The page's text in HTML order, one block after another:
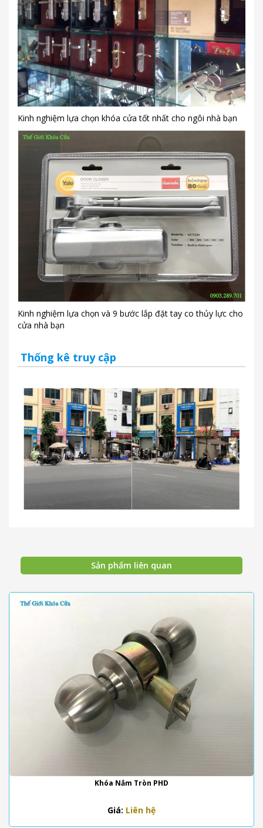
Kinh nghiệm lựa chọn khóa cửa tốt nhất cho ngôi nhà bạn
Kinh nghiệm lựa chọn và 9 bước lắp đặt tay co thủy lực cho
cửa nhà bạn
Thống kê truy cập
Sản phẩm liên quan
Khóa Nắm Tròn PHD
Giá: Liên hệ